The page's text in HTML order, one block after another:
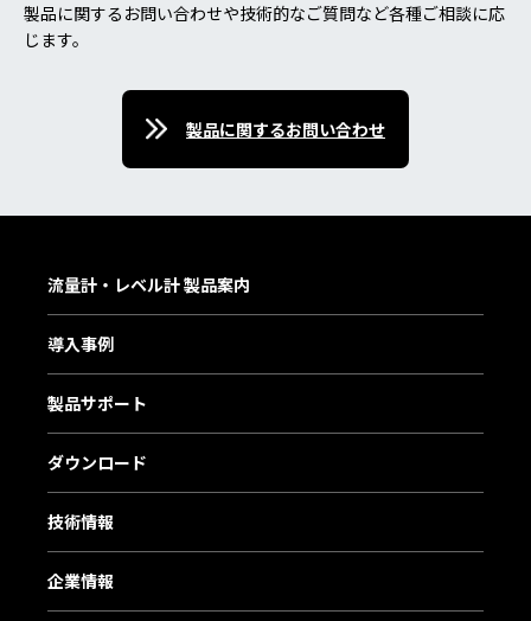
製品に関するお問い合わせや技術的なご質問など各種ご相談に応
じます。
製品に関するお問い合わせ
流量計・レベル計 製品案内
導入事例
製品サポート
ダウンロード
技術情報
企業情報